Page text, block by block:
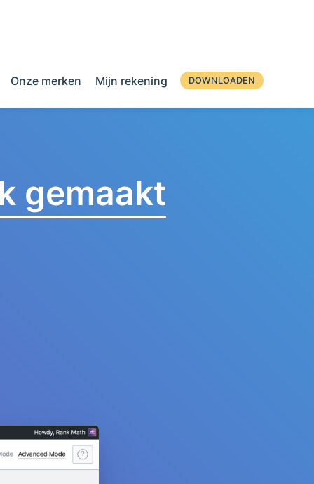
Onze merken Mijn rekening DOWNLOADEN
gemaakt